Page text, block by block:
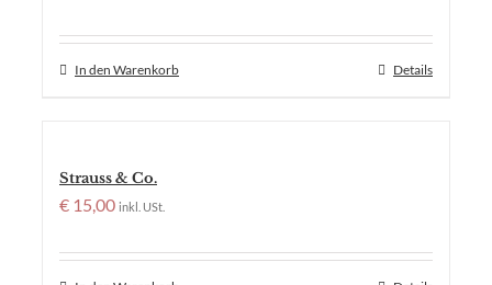
In den Warenkorb Details
Strauss & Co.
€ 15,00 inkl. USt.